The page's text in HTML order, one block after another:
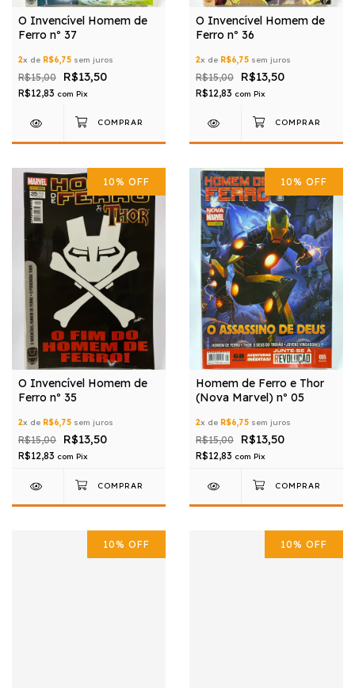
O Invencível Homem de
Ferro nº 37
2x de R$6,75 sem juros
R$15,00 R$13,50
R$12,83 com Pix
O Invencível Homem de
Ferro nº 36
2x de R$6,75 sem juros
R$15,00 R$13,50
R$12,83 com Pix
10% OFF
O Invencível Homem de
Ferro nº 35
2x de R$6,75 sem juros
R$15,00 R$13,50
R$12,83 com Pix
10% OFF
Homem de Ferro e Thor
(Nova Marvel) nº 05
2x de R$6,75 sem juros
R$15,00 R$13,50
R$12,83 com Pix
10% OFF 10% OFF